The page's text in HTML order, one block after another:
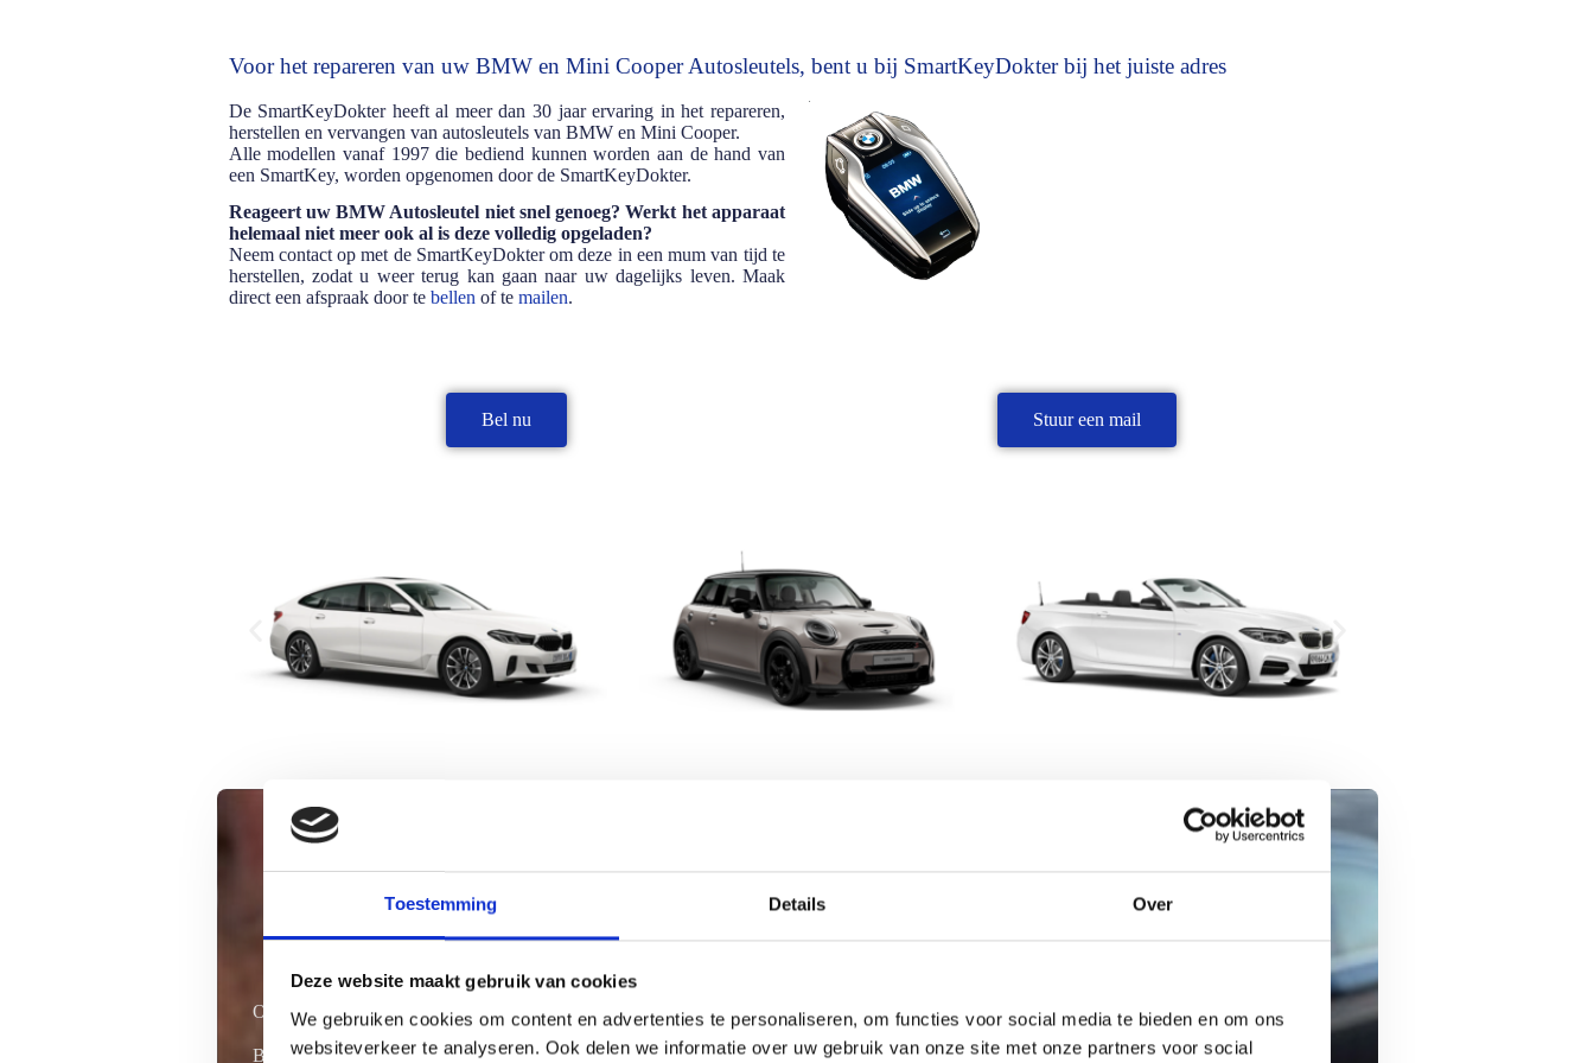
Toestemming Details Over
Deze website maakt gebruik van cookies
We gebruiken cookies om content en advertenties te personaliseren, om functies voor social media te bieden en om ons
websiteverkeer te analyseren. Ook delen we informatie over uw gebruik van onze site met onze partners voor social
Voor het repareren van uw BMW en Mini Cooper Autosleutels, bent u bij SmartKeyDokter bij het juiste adres
De SmartKeyDokter heeft al meer dan 30 jaar ervaring in het repareren,
herstellen en vervangen van autosleutels van BMW en Mini Cooper.
Alle modellen vanaf 1997 die bediend kunnen worden aan de hand van
een SmartKey, worden opgenomen door de SmartKeyDokter.
Reageert uw BMW Autosleutel niet snel genoeg? Werkt het apparaat
helemaal niet meer ook al is deze volledig opgeladen?
Neem contact op met de SmartKeyDokter om deze in een mum van tijd te
herstellen, zodat u weer terug kan gaan naar uw dagelijks leven. Maak
direct een afspraak door te bellen of te mailen.
Bel nu Stuur een mail
Ontdek onze geavanceerde diensten met ABRITES USA-apparatuur
Bij Smartkeydokter.nl werken we met geavanceerde apparatuur van